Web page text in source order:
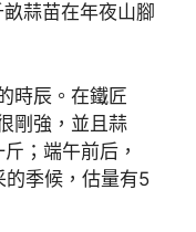
蒜苗在年夜山腳
時辰。在鐵匠
剛強，並且蒜
；端午前后，
季候，估量有5